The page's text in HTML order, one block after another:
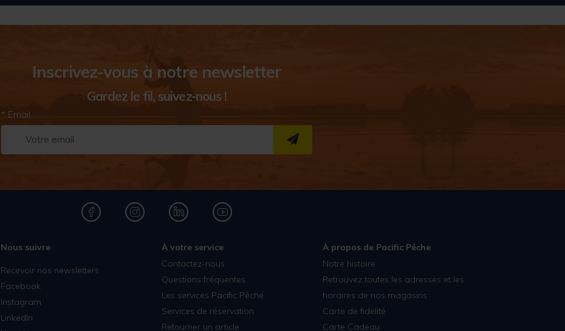
Inscrivez-vous à notre newsletter
Gardez le fil, suivez-nous !
* Email
S''INSCRIRE
Nous suivre
Recevoir nos newsletters
Facebook
Instagram
LinkedIn
À votre service
Contactez-nous
Questions fréquentes
Les services Pacific Pêche
Services de réservation
Retourner un article
À propos de Pacific Pêche
Notre histoire
Retrouvez toutes les adresses et les
horaires de nos magasins
Carte de fidelité
Carte Cadeau